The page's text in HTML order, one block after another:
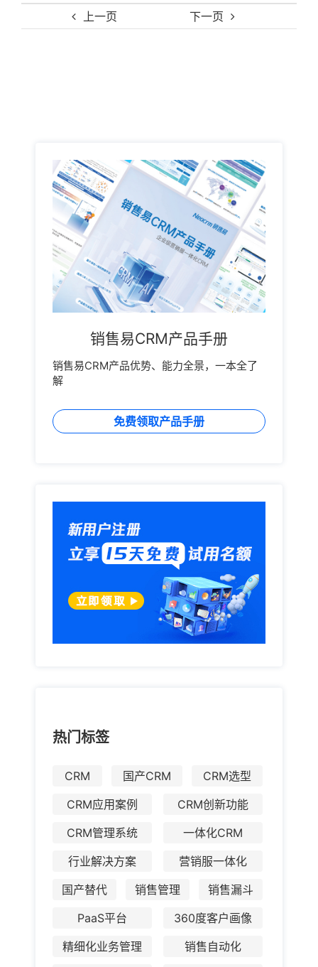
上一页 下一页
销售易CRM产品手册
销售易CRM产品优势、能力全景，一本全了
解
免费领取产品手册
热门标签
CRM 国产CRM
CRM选型
CRM应用案例
CRM创新功能
CRM管理系统
一体化CRM
行业解决方案
营销服一体化
国产替代
销售管理
销售漏斗
PaaS平台
360度客户画像
精细化业务管理
销售自动化